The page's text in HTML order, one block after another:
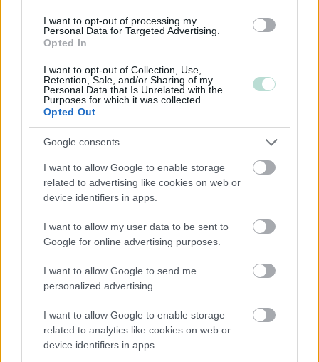
I want to opt-out of processing my
Personal Data for Targeted Advertising.
Opted In
I want to opt-out of Collection, Use,
Retention, Sale, and/or Sharing of my
Personal Data that Is Unrelated with the
Purposes for which it was collected.
Opted Out
Google consents
I want to allow Google to enable storage
related to advertising like cookies on web or
device identifiers in apps.
I want to allow my user data to be sent to
Google for online advertising purposes.
I want to allow Google to send me
personalized advertising.
I want to allow Google to enable storage
related to analytics like cookies on web or
device identifiers in apps.
Kommandiittiyhtiö
Avoin yhtiö
Toiminimi
Järjestöt ja yhdistykset
Toimiala
Julkinen hallinto
Kansainvälisten organisaatioiden ja toimielinten
toiminta
Kiinteistöalan toiminta
Majoitus- ja ravitsemistoiminta
Rahoitus- ja vakuutustoiminta
Rakentaminen